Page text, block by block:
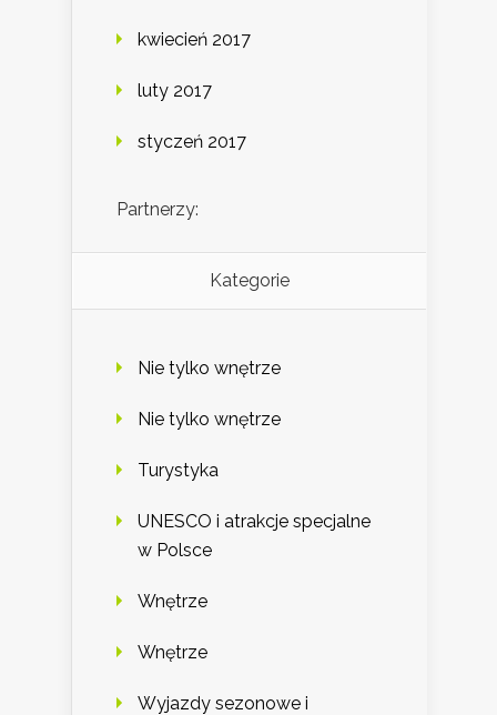
kwiecień 2017
luty 2017
styczeń 2017
Partnerzy:
Kategorie
Nie tylko wnętrze
Nie tylko wnętrze
Turystyka
UNESCO i atrakcje specjalne
w Polsce
Wnętrze
Wnętrze
Wyjazdy sezonowe i